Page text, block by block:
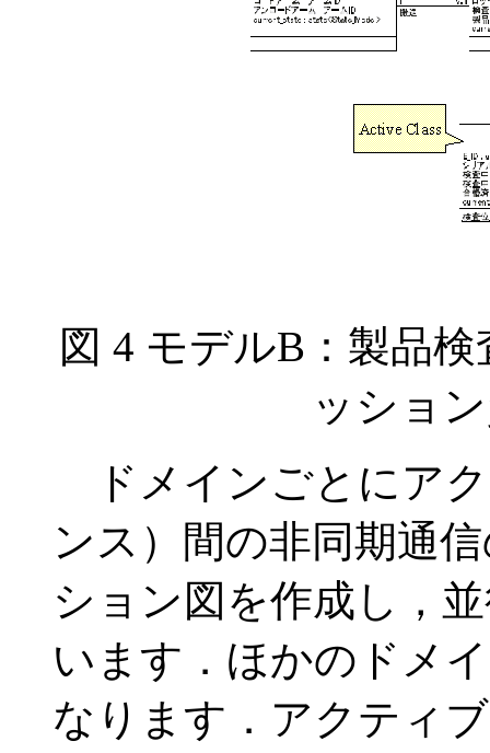
図 4 モデルB：製品
ッショ
ドメインごとにア
ンス）間の非同期通
ション図を作成し，
います．ほかのドメ
なります．アクティ